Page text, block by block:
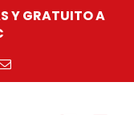
Y GRATUITO A
Correo